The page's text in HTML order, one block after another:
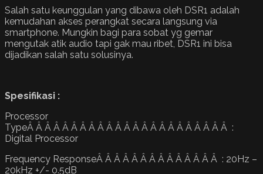
Salah satu keunggulan yang dibawa oleh DSR1 adalah
kemudahan akses perangkat secara langsung via
smartphone. Mungkin bagi para sobat yg gemar
mengutak atik audio tapi gak mau ribet, DSR1 ini bisa
dijadikan salah satu solusinya.
Spesifikasi :
Processor
TypeÂ Â Â Â Â Â Â Â Â Â Â Â Â Â Â Â Â Â Â Â Â Â Â :
Digital Processor
Frequency ResponseÂ Â Â Â Â Â Â Â Â Â Â Â Â Â : 20Hz –
20kHz +/- 0.5dB